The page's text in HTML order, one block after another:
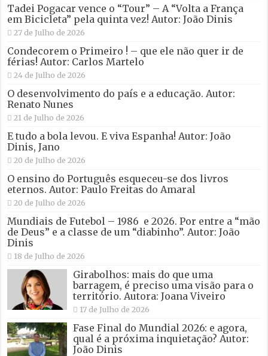
Tadei Pogacar vence o “Tour” – A “Volta a França
em Bicicleta” pela quinta vez! Autor: João Dinis
27 de Julho de 2026
Condecorem o Primeiro ! – que ele não quer ir de
férias! Autor: Carlos Martelo
24 de Julho de 2026
O desenvolvimento do país e a educação. Autor:
Renato Nunes
21 de Julho de 2026
E tudo a bola levou. E viva Espanha! Autor: João
Dinis, Jano
20 de Julho de 2026
O ensino do Português esqueceu-se dos livros
eternos. Autor: Paulo Freitas do Amaral
20 de Julho de 2026
Mundiais de Futebol – 1986 e 2026. Por entre a “mão
de Deus” e a classe de um “diabinho”. Autor: João
Dinis
18 de Julho de 2026
Girabolhos: mais do que uma
barragem, é preciso uma visão para o
território. Autora: Joana Viveiro
17 de Julho de 2026
Fase Final do Mundial 2026: e agora,
qual é a próxima inquietação? Autor:
João Dinis